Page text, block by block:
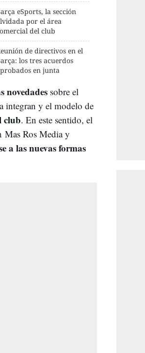
eSports, la sección
por el área
del club
de directivos en el
los tres acuerdos
en junta
novedades sobre el
integran y el modelo de
club. En este sentido, el
Mas Ros Media y
a las nuevas formas